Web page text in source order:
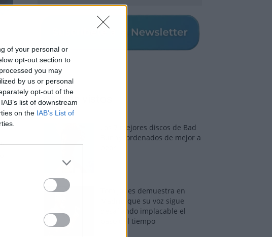
of your personal or
opt-out section to
you may
by us or personal
opt-out of the
list of downstream
on the IAB’s List of
Los más vistos
Los 7 mejores discos de Bad
Bunny, ordenados de mejor a
Tom Jones demuestra en
Madrid que su voz sigue
desafiando implacable el
paso del tiempo